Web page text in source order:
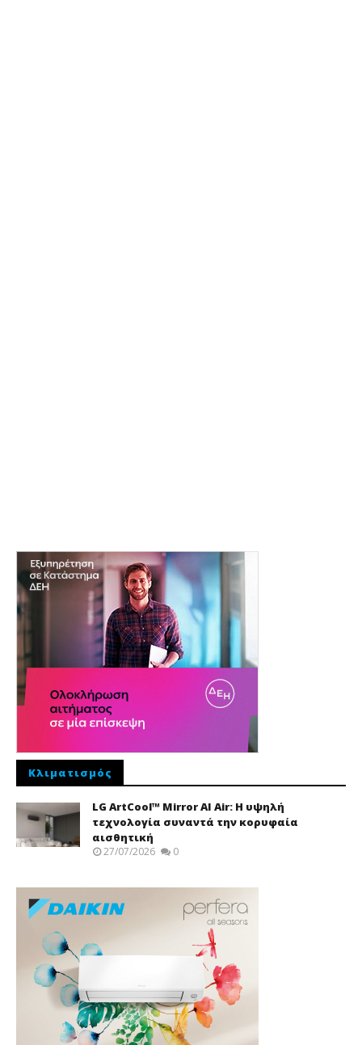
Κλιματισμός
LG ArtCool™ Mirror AI Air: Η υψηλή
τεχνολογία συναντά την κορυφαία
αισθητική
27/07/2026 0